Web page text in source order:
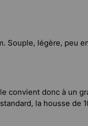
Souple, légère, peu
convient donc à un
la housse de